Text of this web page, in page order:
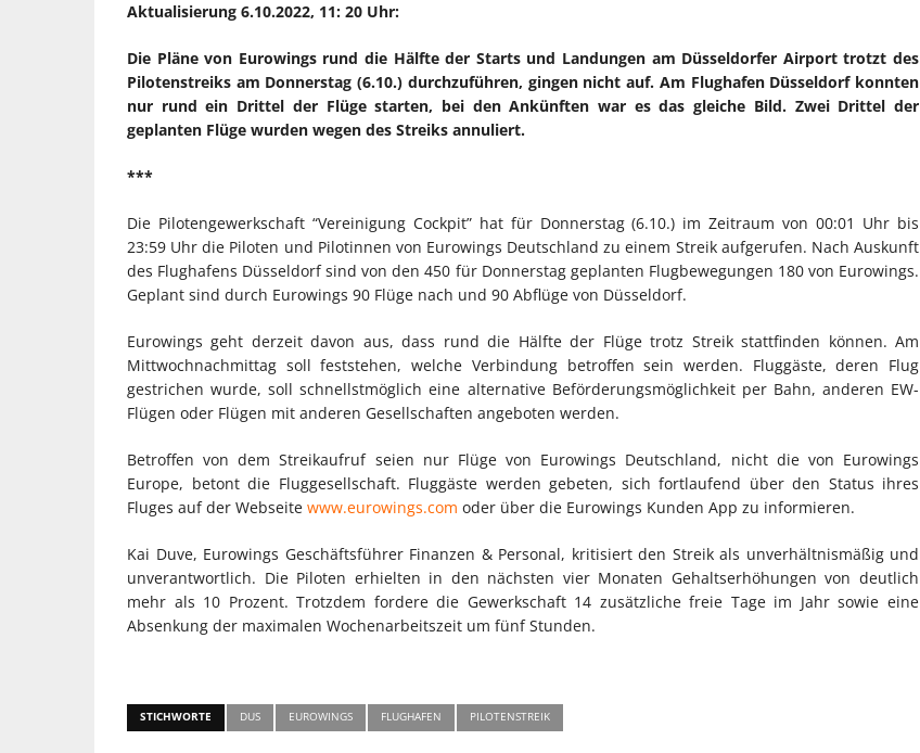
Aktualisierung 6.10.2022, 11: 20 Uhr:
Die Pläne von Eurowings rund die Hälfte der Starts und Landungen am Düsseldorfer Airport trotzt des
Pilotenstreiks am Donnerstag (6.10.) durchzuführen, gingen nicht auf. Am Flughafen Düsseldorf konnten
nur rund ein Drittel der Flüge starten, bei den Ankünften war es das gleiche Bild. Zwei Drittel der
geplanten Flüge wurden wegen des Streiks annuliert.
***
Die Pilotengewerkschaft “Vereinigung Cockpit” hat für Donnerstag (6.10.) im Zeitraum von 00:01 Uhr bis
23:59 Uhr die Piloten und Pilotinnen von Eurowings Deutschland zu einem Streik aufgerufen. Nach Auskunft
des Flughafens Düsseldorf sind von den 450 für Donnerstag geplanten Flugbewegungen 180 von Eurowings.
Geplant sind durch Eurowings 90 Flüge nach und 90 Abflüge von Düsseldorf.
Eurowings geht derzeit davon aus, dass rund die Hälfte der Flüge trotz Streik stattfinden können. Am
Mittwochnachmittag soll feststehen, welche Verbindung betroffen sein werden. Fluggäste, deren Flug
gestrichen wurde, soll schnellstmöglich eine alternative Beförderungsmöglichkeit per Bahn, anderen EW-
Flügen oder Flügen mit anderen Gesellschaften angeboten werden.
Betroffen von dem Streikaufruf seien nur Flüge von Eurowings Deutschland, nicht die von Eurowings
Europe, betont die Fluggesellschaft. Fluggäste werden gebeten, sich fortlaufend über den Status ihres
Fluges auf der Webseite www.eurowings.com oder über die Eurowings Kunden App zu informieren.
Kai Duve, Eurowings Geschäftsführer Finanzen & Personal, kritisiert den Streik als unverhältnismäßig und
unverantwortlich. Die Piloten erhielten in den nächsten vier Monaten Gehaltserhöhungen von deutlich
mehr als 10 Prozent. Trotzdem fordere die Gewerkschaft 14 zusätzliche freie Tage im Jahr sowie eine
Absenkung der maximalen Wochenarbeitszeit um fünf Stunden.
STICHWORTE DUS EUROWINGS FLUGHAFEN PILOTENSTREIK